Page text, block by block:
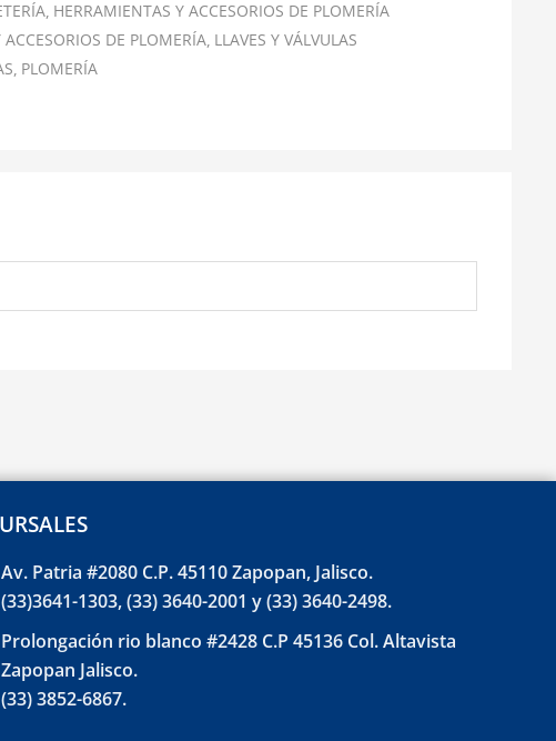
HERRAMIENTAS Y ACCESORIOS DE PLOMERÍA
DE PLOMERÍA LLAVES Y VÁLVULAS
PLOMERÍA
Av. Patria #2080 C.P. 45110 Zapopan, Jalisco.
(33)3641-1303, (33) 3640-2001 y (33) 3640-2498.
Prolongación rio blanco #2428 C.P 45136 Col. Altavista
Zapopan Jalisco.
(33) 3852-6867.